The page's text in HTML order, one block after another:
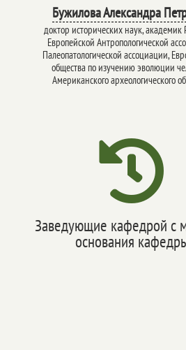
Бужилова Александра
доктор исторических наук, академик
Европейской Антропологической
Палеопатологической ассоциации,
общества по изучению эволюции
Американского археологического

Заведующие кафедрой с
основания